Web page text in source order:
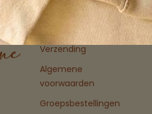
FAQ
Levertermijn &
Verzending
Algemene
voorwaarden
Groepsbestellingen